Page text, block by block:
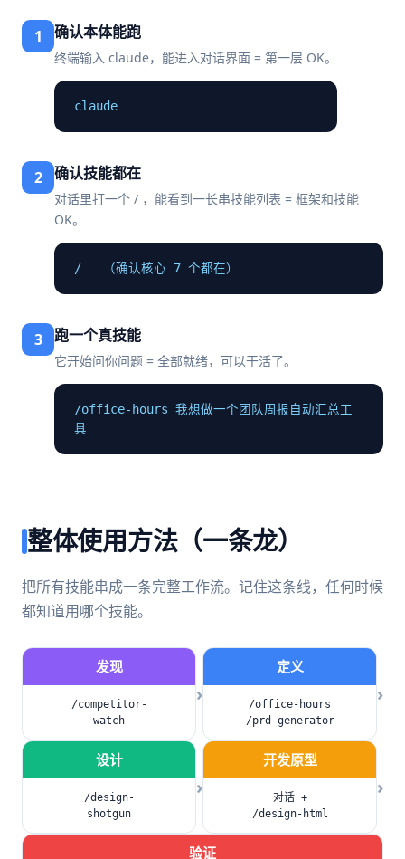
1 确认本体能跑
终端输入 claude，能进入对话界面 = 第一层 OK。
claude
2 确认技能都在
对话里打一个 / ，能看到一长串技能列表 = 框架和技能
OK。
/   （确认核心 7 个都在）
3 跑一个真技能
它开始问你问题 = 全部就绪，可以干活了。
/office-hours 我想做一个团队周报自动汇总工
具
整体使用方法（一条龙）
把所有技能串成一条完整工作流。记住这条线，任何时候
都知道用哪个技能。
发现
/competitor-
watch
›
定义
/office-hours
/prd-generator
›
设计
/design-
shotgun
›
开发原型
对话 +
/design-html
›
验证